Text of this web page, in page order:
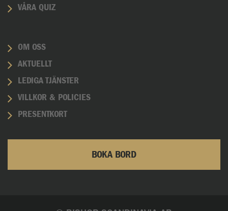
VÅRA QUIZ
OM OSS
AKTUELLT
LEDIGA TJÄNSTER
VILLKOR & POLICIES
PRESENTKORT
BOKA BORD